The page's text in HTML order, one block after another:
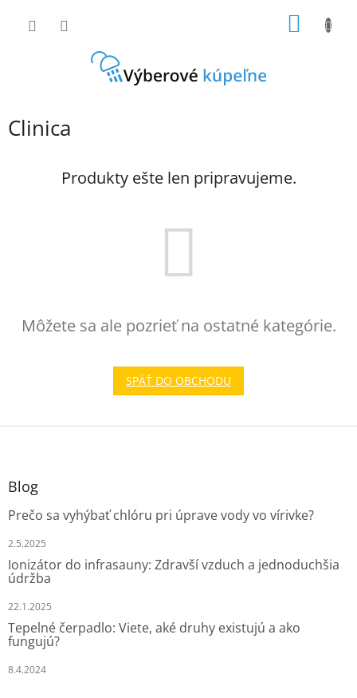
Clinica
Produkty ešte len pripravujeme.
Môžete sa ale pozrieť na ostatné kategórie.
SPÄŤ DO OBCHODU
Z
Blog
Prečo sa vyhýbať chlóru pri úprave vody vo vírivke?
2.5.2025
Ionizátor do infrasauny: Zdravší vzduch a jednoduchšia
údržba
22.1.2025
Tepelné čerpadlo: Viete, aké druhy existujú a ako
fungujú?
8.4.2024